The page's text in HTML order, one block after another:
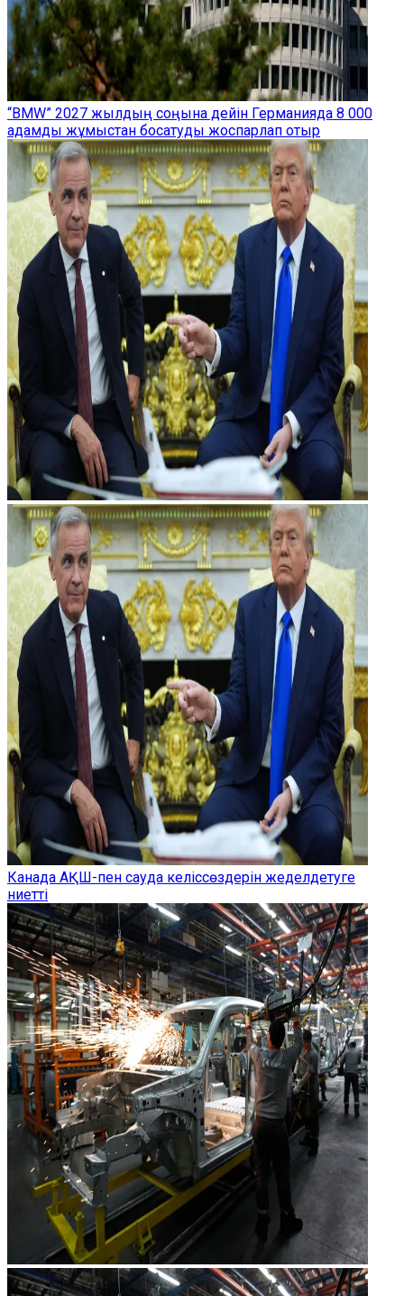
“BMW” 2027 жылдың соңына дейін Германияда 8 000
адамды жұмыстан босатуды жоспарлап отыр
Канада АҚШ-пен сауда келіссөздерін жеделдетуге
ниетті